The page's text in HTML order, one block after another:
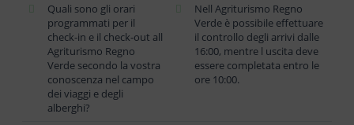
Quali sono gli orari
programmati per il
check-in e il check-out all
Agriturismo Regno
Verde secondo la vostra
conoscenza nel campo
dei viaggi e degli
alberghi?
Nell Agriturismo Regno
Verde è possibile effettuare
il controllo degli arrivi dalle
16:00, mentre l uscita deve
essere completata entro le
ore 10:00.